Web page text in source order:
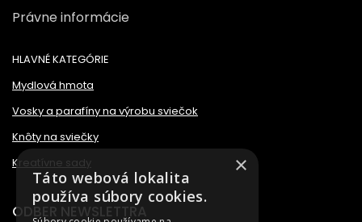
Právne informácie
HLAVNÉ KATEGÓRIE
Mydlová hmota
Vosky a parafíny na výrobu sviečok
Knôty na sviečky
Kreatívne sady
ODBER NEWSLETTRA
×
Táto webová lokalita
používa súbory cookies.